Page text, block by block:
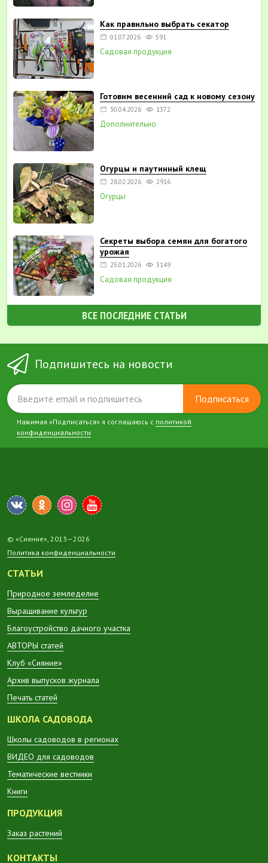
Как правильно выбрать секатор
01.07.2026 591
Садовая продукция
Готовим весенний сад к новому сезону
30.04.2026 1372
Дополнительно
Огурцы и паутинный клещ
28.02.2026 2916
Огурцы
Секреты выбора семян для богатого
урожая
25.01.2026 3149
Садовая продукция
ВСЕ ПОСЛЕДНИЕ СТАТЬИ
Подпишитесь на новости
Подписаться
Нажимая «Подписаться» я соглашаюсь с политикой
конфиденциальности
© «Сияние», 2013—2026
Политика конфиденциальности
СТАТЬИ
Природное земледелие
Выращивание культур
Благоустройство дачного участка
АВТОРЫ статей
Клуб «Сияние»
Архив выпусков журнала
Печать статей
ШКОЛА САДОВОДА
Школы садоводов в регионах
ВИДЕО для садоводов
Тематические вестники
Книги
ПРОДУКЦИЯ
Заказ растений
КОНТАКТЫ